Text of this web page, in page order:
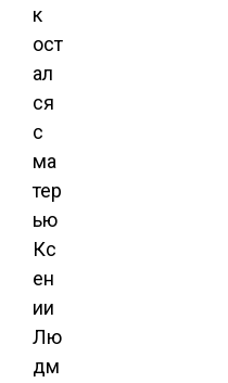
к
ост
ал
ся
с
ма
тер
ью
Кс
ен
ии
Лю
дм